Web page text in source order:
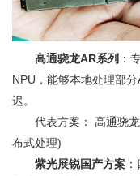
高通骁龙AR系列 ：
NPU，能够本地处理部
迟。
代表方案： 高通骁龙
布式处理)
紫光展锐国产方案